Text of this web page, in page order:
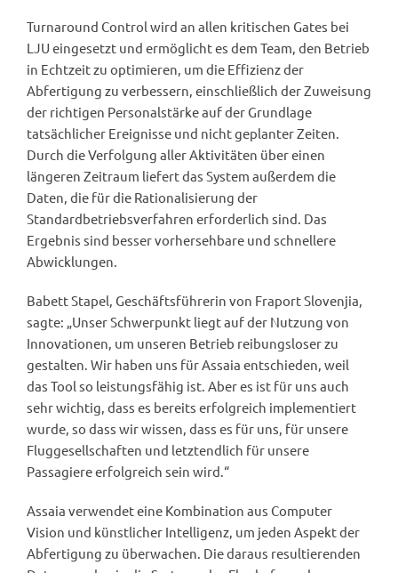
Turnaround Control wird an allen kritischen Gates bei
LJU eingesetzt und ermöglicht es dem Team, den Betrieb
in Echtzeit zu optimieren, um die Effizienz der
Abfertigung zu verbessern, einschließlich der Zuweisung
der richtigen Personalstärke auf der Grundlage
tatsächlicher Ereignisse und nicht geplanter Zeiten.
Durch die Verfolgung aller Aktivitäten über einen
längeren Zeitraum liefert das System außerdem die
Daten, die für die Rationalisierung der
Standardbetriebsverfahren erforderlich sind. Das
Ergebnis sind besser vorhersehbare und schnellere
Abwicklungen.
Babett Stapel, Geschäftsführerin von Fraport Slovenjia,
sagte: „Unser Schwerpunkt liegt auf der Nutzung von
Innovationen, um unseren Betrieb reibungsloser zu
gestalten. Wir haben uns für Assaia entschieden, weil
das Tool so leistungsfähig ist. Aber es ist für uns auch
sehr wichtig, dass es bereits erfolgreich implementiert
wurde, so dass wir wissen, dass es für uns, für unsere
Fluggesellschaften und letztendlich für unsere
Passagiere erfolgreich sein wird.“
Assaia verwendet eine Kombination aus Computer
Vision und künstlicher Intelligenz, um jeden Aspekt der
Abfertigung zu überwachen. Die daraus resultierenden